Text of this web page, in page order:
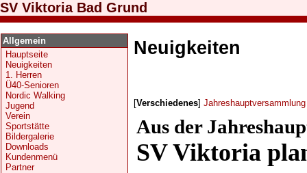
SV Viktoria Bad Grund
Allgemein
Hauptseite
Neuigkeiten
1. Herren
Ü40-Senioren
Nordic Walking
Jugend
Verein
Sportstätte
Bildergalerie
Downloads
Kundenmenü
Partner
Neuigkeiten
[Verschiedenes]
Aus der
SV Viktoria